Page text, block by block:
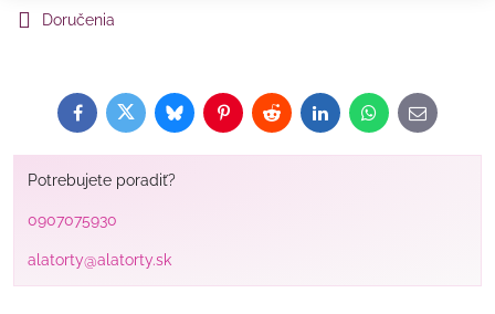
Doručenia
FacebookTwitterBlueskyPinterestRedditLinkedInWhatsApp
E-
mail
Potrebujete poradiť?
0907075930
alatorty@alatorty.sk